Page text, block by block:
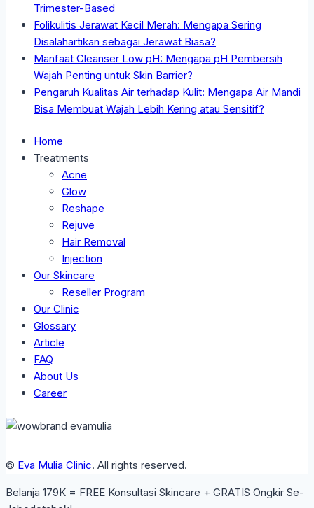
Trimester-Based
Folikulitis Jerawat Kecil Merah: Mengapa Sering
Disalahartikan sebagai Jerawat Biasa?
Manfaat Cleanser Low pH: Mengapa pH Pembersih
Wajah Penting untuk Skin Barrier?
Pengaruh Kualitas Air terhadap Kulit: Mengapa Air Mandi
Bisa Membuat Wajah Lebih Kering atau Sensitif?
Home
Treatments
Acne
Glow
Reshape
Rejuve
Hair Removal
Injection
Our Skincare
Reseller Program
Our Clinic
Glossary
Article
FAQ
About Us
Career
© Eva Mulia Clinic. All rights reserved.
Belanja 179K = FREE Konsultasi Skincare + GRATIS Ongkir Se-